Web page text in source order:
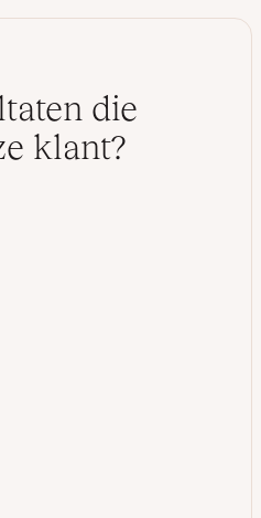
die
klant?